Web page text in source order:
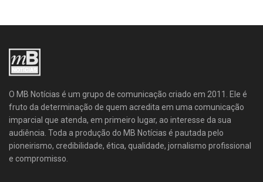
O MB Notícias é um grupo de comunicação criado em 2011. Ele é
fruto da determinação de quem acredita em uma comunicação
imparcial que atenda, em primeiro lugar, ao interesse da sua
audiência. Toda a produção do MB Notícias é pautada pelo
pioneirismo, credibilidade, ética, qualidade, jornalismo profissional
e compromisso.